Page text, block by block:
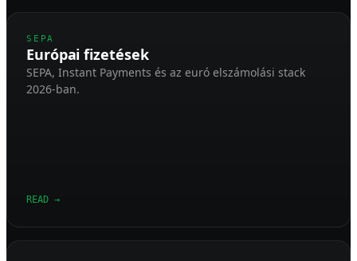
SEPA
Európai fizetések
SEPA, Instant Payments és az euró elszámolási stack
2026-ban.
READ →